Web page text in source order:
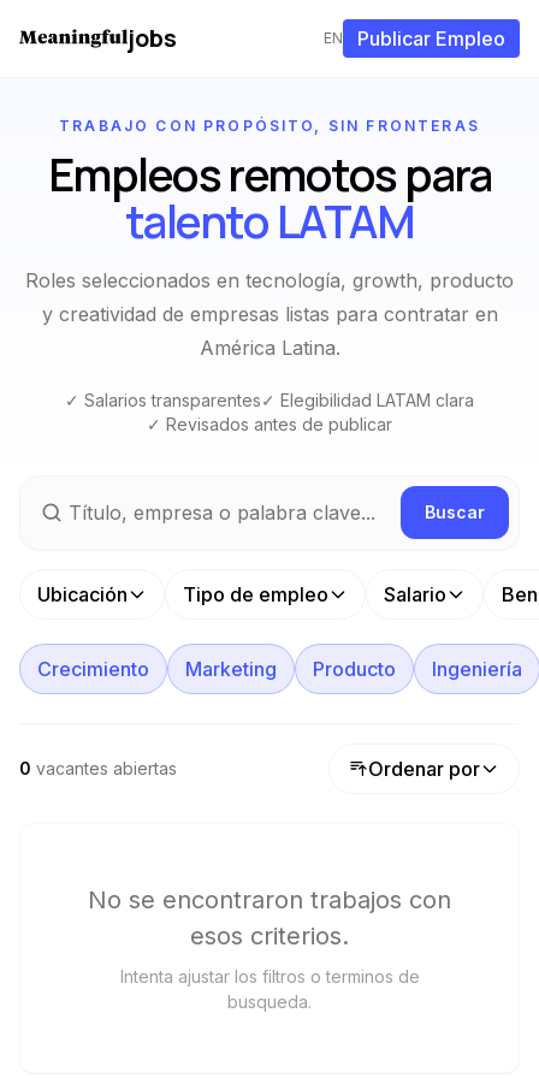
jobs EN Publicar Empleo
TRABAJO CON PROPÓSITO, SIN FRONTERAS
Empleos remotos para
talento LATAM
Roles seleccionados en tecnología, growth, producto
y creatividad de empresas listas para contratar en
América Latina.
✓ Salarios transparentes✓ Elegibilidad LATAM clara
✓ Revisados antes de publicar
Buscar
Ubicación Tipo de empleo Salario
Crecimiento Marketing Producto Ingeniería
0 vacantes abiertas Ordenar por
No se encontraron trabajos con
esos criterios.
Intenta ajustar los filtros o terminos de
busqueda.